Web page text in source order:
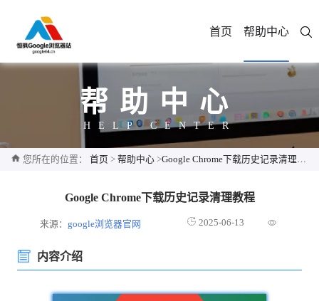
首页 帮助中心
帮助中心
HELP CENTER
您所在的位置： 首页 > 帮助中心 >Google Chrome下载历史记录清理教程
Google Chrome下载历史记录清理教程
来源：google浏览器官网 2025-06-13
内容介绍